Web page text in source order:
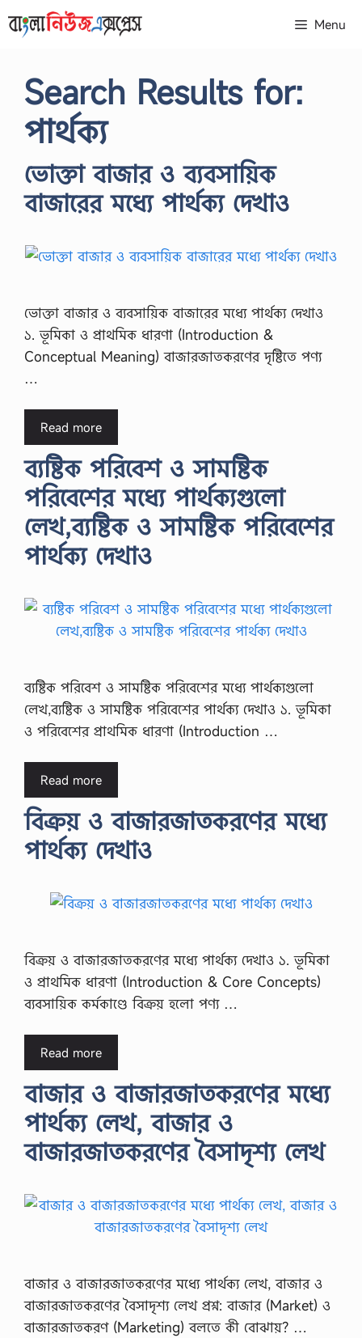
to
Menu
Search Results for:
পার্থক্য
ভোক্তা বাজার ও ব্যবসায়িক
বাজারের মধ্যে পার্থক্য দেখাও
ভোক্তা বাজার ও ব্যবসায়িক বাজারের মধ্যে পার্থক্য দেখাও
১. ভূমিকা ও প্রাথমিক ধারণা (Introduction &
Conceptual Meaning) বাজারজাতকরণের দৃষ্টিতে পণ্য
…
Read more
ব্যষ্টিক পরিবেশ ও সামষ্টিক
পরিবেশের মধ্যে পার্থক্যগুলো
লেখ,ব্যষ্টিক ও সামষ্টিক পরিবেশের
পার্থক্য দেখাও
ব্যষ্টিক পরিবেশ ও সামষ্টিক পরিবেশের মধ্যে পার্থক্যগুলো
লেখ,ব্যষ্টিক ও সামষ্টিক পরিবেশের পার্থক্য দেখাও ১. ভূমিকা
ও পরিবেশের প্রাথমিক ধারণা (Introduction …
Read more
বিক্রয় ও বাজারজাতকরণের মধ্যে
পার্থক্য দেখাও
বিক্রয় ও বাজারজাতকরণের মধ্যে পার্থক্য দেখাও ১. ভূমিকা
ও প্রাথমিক ধারণা (Introduction & Core Concepts)
ব্যবসায়িক কর্মকাণ্ডে বিক্রয় হলো পণ্য …
Read more
বাজার ও বাজারজাতকরণের মধ্যে
পার্থক্য লেখ, বাজার ও
বাজারজাতকরণের বৈসাদৃশ্য লেখ
বাজার ও বাজারজাতকরণের মধ্যে পার্থক্য লেখ, বাজার ও
বাজারজাতকরণের বৈসাদৃশ্য লেখ প্রশ্ন: বাজার (Market) ও
বাজারজাতকরণ (Marketing) বলতে কী বোঝায়? …